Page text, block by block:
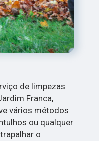
de limpezas
Franca,
vários métodos
ou qualquer
o